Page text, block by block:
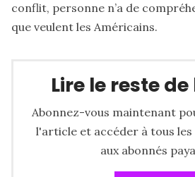
conflit, personne n’a de
que veulent les Américains.
Lire le reste
Abonnez-vous maintenant
l'article et accéder à tous
aux abonnés